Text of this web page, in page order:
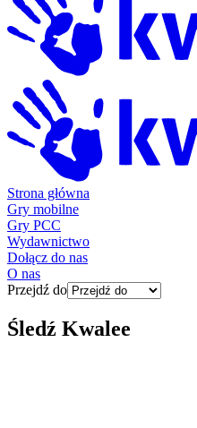
Strona główna
Gry mobilne
Gry PCC
Wydawnictwo
Dołącz do nas
O nas
Przejdź do
Śledź Kwalee